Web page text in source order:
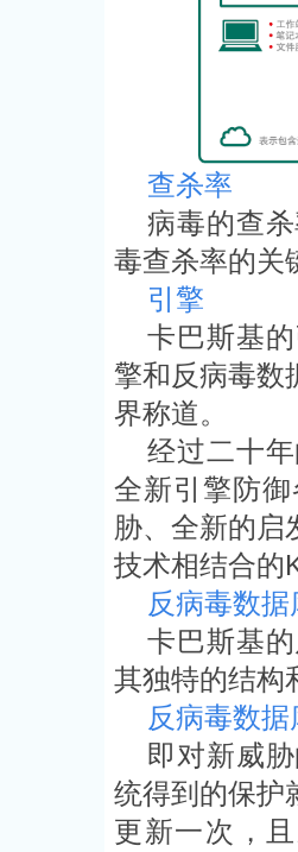
查杀率
病毒的查
毒查杀率的关
引擎
卡巴斯基
擎和反病毒数
界称道。
经过二十
全新引擎防
胁、全新的启
技术相结合的
反病毒数
卡巴斯基
其独特的结构
反病毒数
即对新威
统得到的保护
更新一次，